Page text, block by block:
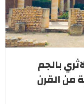
بالجم
من القرن